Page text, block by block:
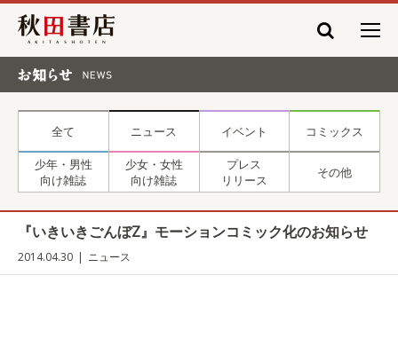
秋田書店
全て ニュース イベント コミックス
少年・男性
向け雑誌
少女・女性
向け雑誌
プレス
リリース
その他
『いきいきごんぼZ』モーションコミック化のお知らせ
2014.04.30 ニュース